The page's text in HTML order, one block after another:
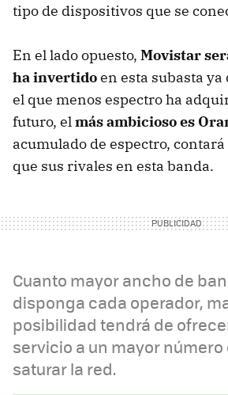
tipo de dispositivos que se
En el lado opuesto, Movistar
ha invertidoen esta subasta
el que menos espectro ha
futuro, elmás ambicioso es
acumulado de espectro,
que sus rivales en esta banda.
Cuanto mayor ancho de
disponga cada operador,
posibilidad tendrá de
servicio a un mayor número
saturar la red.